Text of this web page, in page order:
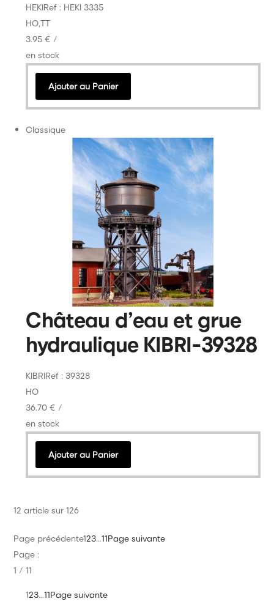
HEKIRef : HEKI 3335
HO,TT
3.95 € /
en stock
Ajouter au Panier
Classique
Château d’eau et grue
hydraulique KIBRI-39328
KIBRIRef : 39328
HO
36.70 € /
en stock
Ajouter au Panier
12 article sur 126
Page précédente123…11Page suivante
Page :
1 / 11
123…11Page suivante